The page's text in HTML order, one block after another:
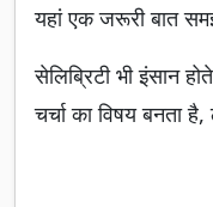
यहां एक जरूरी बात
सेलिब्रिटी भी इंसान
चर्चा का विषय बनता